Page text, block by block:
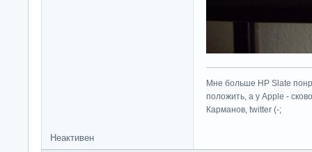
Мне больше HP Slate
положить, а у Apple -
Карманов, twitter (-;
Неактивен